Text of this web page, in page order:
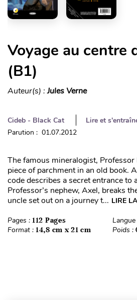
Voyage au centre
(B1)
Auteur(s) :Jules Verne
Cideb - Black Cat
Lire et
Parution : 01.07.2012
The famous mineralogist,
piece of parchment in an old book.
code describes a secret entrance to
Professor’s nephew, Axel, breaks
uncle set out on a journey t... LIRE
Pages : 112 Pages Langue
Format : 14,8 cm x 21 cm Poids :